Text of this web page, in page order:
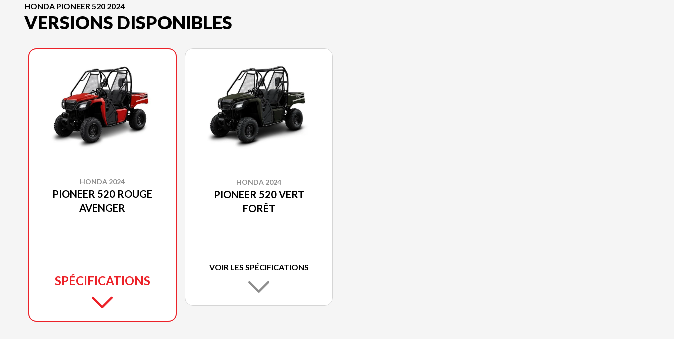
HONDA PIONEER 520 2024
VERSIONS DISPONIBLES
HONDA 2024
PIONEER 520 ROUGE
AVENGER
SPÉCIFICATIONS
HONDA 2024
PIONEER 520 VERT
FORÊT
VOIR LES SPÉCIFICATIONS